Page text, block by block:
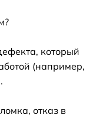
который
(например,
отказ в